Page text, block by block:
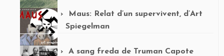
Maus: Relat d’un supervivent, d’Art
Spiegelman
A sang freda de Truman Capote